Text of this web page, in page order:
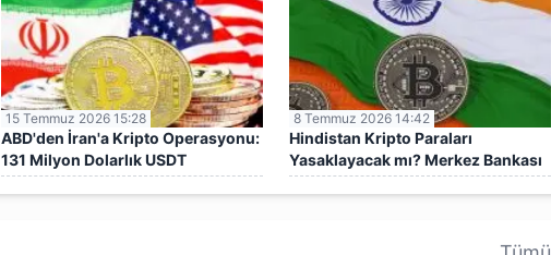
15 Temmuz 2026 15:28
ABD'den İran'a Kripto Operasyonu:
131 Milyon Dolarlık USDT
Donduruldu!
8 Temmuz 2026 14:42
Hindistan Kripto Paraları
Yasaklayacak mı? Merkez Bankası
Açıklaması